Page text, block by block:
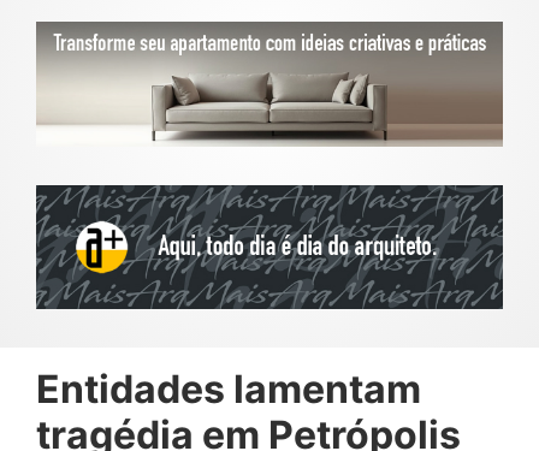
Entidades lamentam
tragédia em Petrópolis